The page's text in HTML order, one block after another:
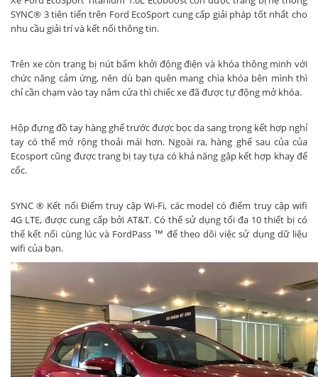
SYNC® 3 tiên tiến trên Ford EcoSport cung cấp giải pháp tốt nhất cho
nhu cầu giải trí và kết nối thông tin.
Trên xe còn trang bị nút bấm khởi động điện và khóa thông minh với
chức năng cảm ứng, nên dù bạn quên mang chìa khóa bên mình thì
chỉ cần chạm vào tay nắm cửa thì chiếc xe đã được tự động mở khóa.
Hộp đựng đồ tay hàng ghế trước được bọc da sang trọng kết hợp nghỉ
tay có thể mở rộng thoải mái hơn. Ngoài ra, hàng ghế sau của của
Ecosport cũng được trang bị tay tựa có khả năng gập kết hợp khay để
cốc.
SYNC ® Kết nối Điểm truy cập Wi-Fi, các model có điểm truy cập wifi
4G LTE, được cung cấp bởi AT&T. Có thể sử dụng tối đa 10 thiết bị có
thể kết nối cùng lúc và FordPass ™ để theo dõi việc sử dụng dữ liệu
wifi của bạn.